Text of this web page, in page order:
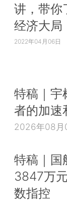
讲，带你
经济大局
2022年04月06日
特稿｜宇
者的加速
2026年08月
特稿｜国
3847万
数指控